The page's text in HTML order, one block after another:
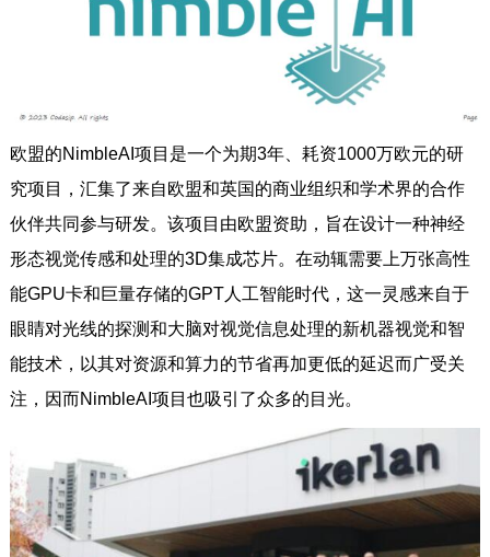
欧盟的NimbleAI项目是一个为期3年、耗资1000万欧元的研
究项目，汇集了来自欧盟和英国的商业组织和学术界的合作
伙伴共同参与研发。该项目由欧盟资助，旨在设计一种神经
形态视觉传感和处理的3D集成芯片。在动辄需要上万张高性
能GPU卡和巨量存储的GPT人工智能时代，这一灵感来自于
眼睛对光线的探测和大脑对视觉信息处理的新机器视觉和智
能技术，以其对资源和算力的节省再加更低的延迟而广受关
注，因而NimbleAI项目也吸引了众多的目光。